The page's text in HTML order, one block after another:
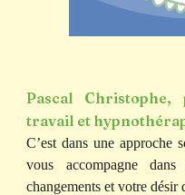
Pascal
travail et
C’est dans une approche
vous accompagne
changements et votre désir